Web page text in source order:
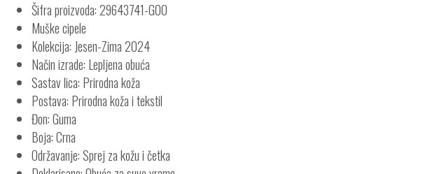
Šifra proizvoda: 29643741-G00
Muške cipele
Kolekcija: Jesen-Zima 2024
Način izrade: Lepljena obuća
Sastav lica: Prirodna koža
Postava: Prirodna koža i tekstil
Đon: Guma
Boja: Crna
Održavanje: Sprej za kožu i četka